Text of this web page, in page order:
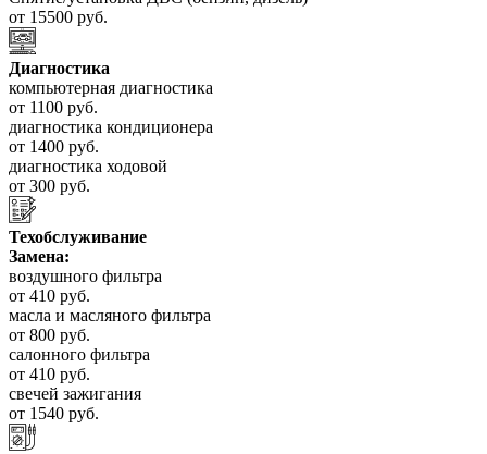
от 15500 руб.
Диагностика
компьютерная диагностика
от 1100 руб.
диагностика кондиционера
от 1400 руб.
диагностика ходовой
от 300 руб.
Техобслуживание
Замена:
воздушного фильтра
от 410 руб.
масла и масляного фильтра
от 800 руб.
салонного фильтра
от 410 руб.
свечей зажигания
от 1540 руб.